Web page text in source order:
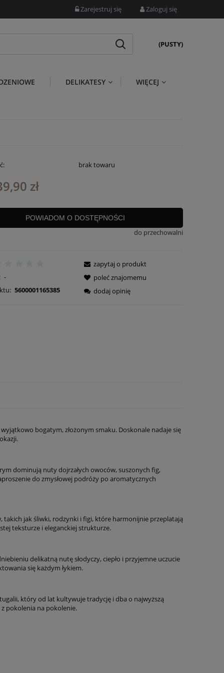
Zarejestruj się Zaloguj się
(PUSTY)
DELIKATESY WIĘCEJ
brak towaru
zł
POWIADOM O DOSTĘPNOŚCI
do przechowalni
-
5600001165385
zapytaj o produkt
poleć znajomemu
dodaj opinię
bogatym, złożonym smaku. Doskonale nadaje się
dominują nuty dojrzałych owoców, suszonych fig,
do zmysłowej podróży po aromatycznych
takich jak śliwki, rodzynki i figi, które harmonijnie przeplatają
teksturze i eleganckiej strukturze.
delikatną nutę słodyczy, ciepło i przyjemne uczucie
się każdym łykiem.
który od lat kultywuje tradycję i dba o najwyższą
pokolenia na pokolenie.